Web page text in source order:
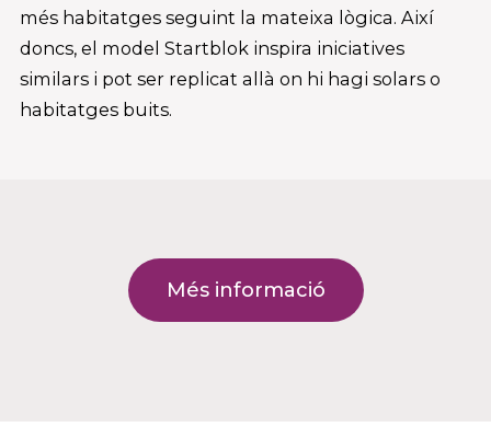
més habitatges seguint la mateixa lògica. Així
doncs, el model Startblok inspira iniciatives
similars i pot ser replicat allà on hi hagi solars o
habitatges buits.
Més informació